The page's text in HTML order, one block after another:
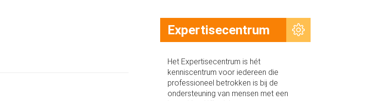
Expertisecentrum
Het Expertisecentrum is hét
kenniscentrum voor iedereen die
professioneel betrokken is bij de
ondersteuning van mensen met een